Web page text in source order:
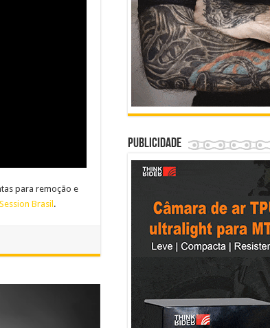
para remoção e
Brasil .
Publicidade